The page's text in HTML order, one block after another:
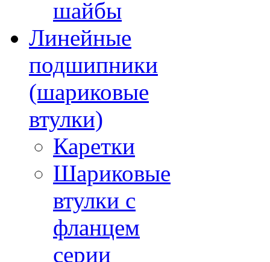
шайбы
Линейные
подшипники
(шариковые
втулки)
Каретки
Шариковые
втулки с
фланцем
серии